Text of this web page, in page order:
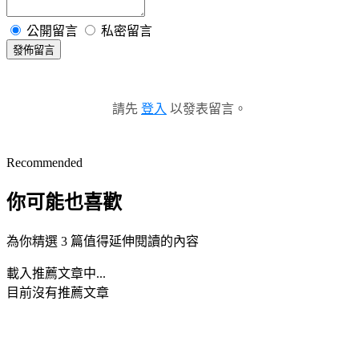
公開留言 私密留言
發佈留言
請先 登入 以發表留言。
Recommended
你可能也喜歡
為你精選 3 篇值得延伸閱讀的內容
載入推薦文章中...
目前沒有推薦文章